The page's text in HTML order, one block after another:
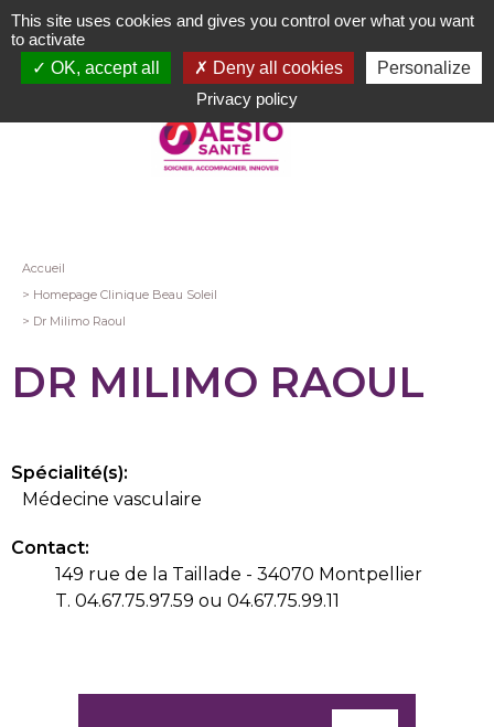
Aller
au
contenu
Fil
d'Ariane
Accueil
Homepage Clinique Beau Soleil
Dr Milimo Raoul
DR MILIMO RAOUL
Spécialité(s):
Médecine vasculaire
Contact:
149 rue de la Taillade - 34070 Montpellier
T. 04.67.75.97.59 ou 04.67.75.99.11
This site uses cookies and gives you control over what you want
to activate
OK, accept all
Deny all cookies
Personalize
Privacy policy